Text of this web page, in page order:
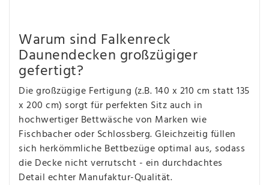
Warum sind Falkenreck
Daunendecken großzügiger
gefertigt?
Die großzügige Fertigung (z.B. 140 x 210 cm statt 135
x 200 cm) sorgt für perfekten Sitz auch in
hochwertiger Bettwäsche von Marken wie
Fischbacher oder Schlossberg. Gleichzeitig füllen
sich herkömmliche Bettbezüge optimal aus, sodass
die Decke nicht verrutscht - ein durchdachtes
Detail echter Manufaktur-Qualität.